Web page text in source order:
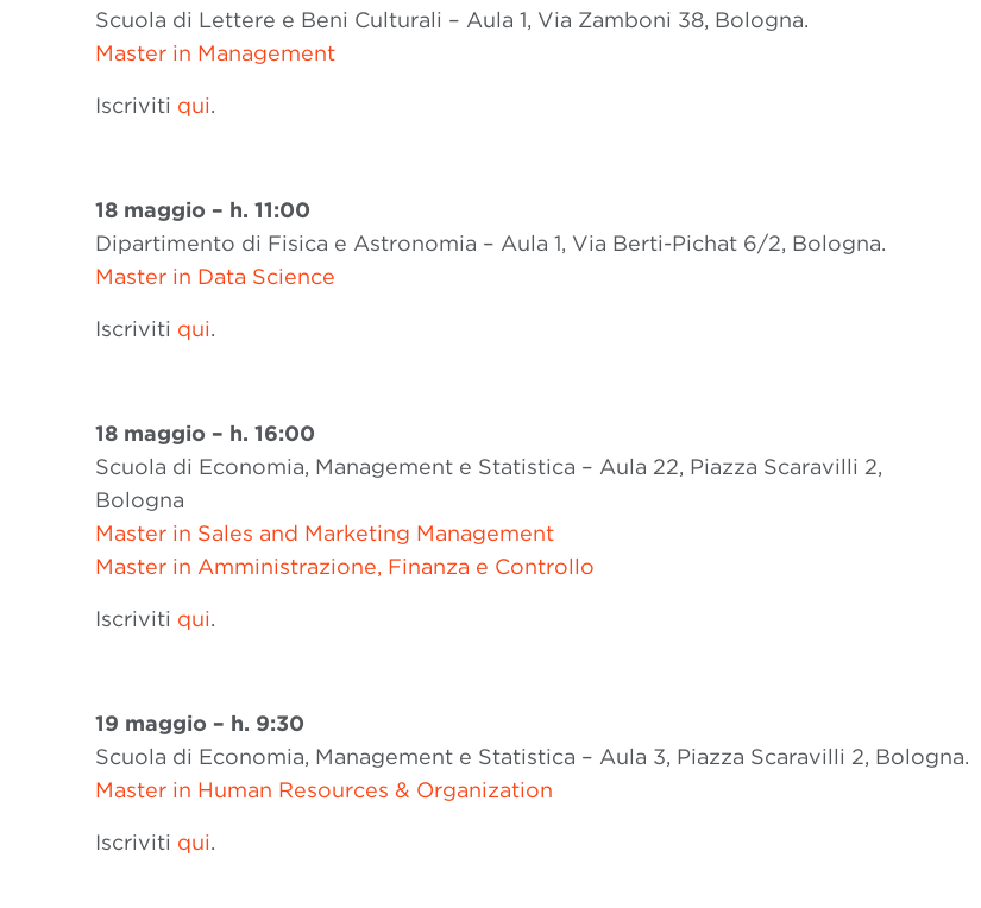
Scuola di Lettere e Beni Culturali – Aula 1, Via Zamboni 38, Bologna.
Master in Management
Iscriviti qui.
18 maggio – h. 11:00
Dipartimento di Fisica e Astronomia – Aula 1, Via Berti-Pichat 6/2, Bologna.
Master in Data Science
Iscriviti qui.
18 maggio – h. 16:00
Scuola di Economia, Management e Statistica – Aula 22, Piazza Scaravilli 2,
Bologna
Master in Sales and Marketing Management
Master in Amministrazione, Finanza e Controllo
Iscriviti qui.
19 maggio – h. 9:30
Scuola di Economia, Management e Statistica – Aula 3, Piazza Scaravilli 2, Bologna.
Master in Human Resources & Organization
Iscriviti qui.